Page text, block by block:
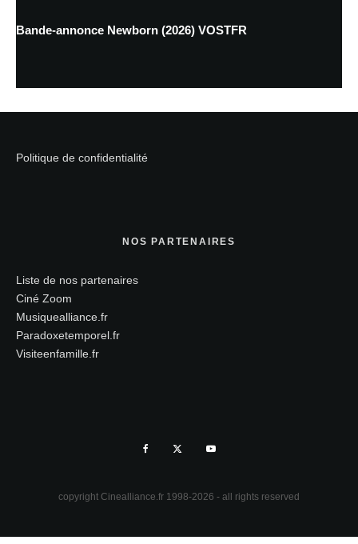
Bande-annonce Newborn (2026) VOSTFR
Politique de confidentialité
NOS PARTENAIRES
Liste de nos partenaires
Ciné Zoom
Musiquealliance.fr
Paradoxetemporel.fr
Visiteenfamille.fr
copyright Cinealliance.fr 1998-2026 - all rights reserved